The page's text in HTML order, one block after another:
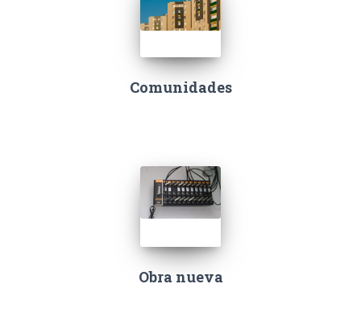
Comunidades
Obra nueva